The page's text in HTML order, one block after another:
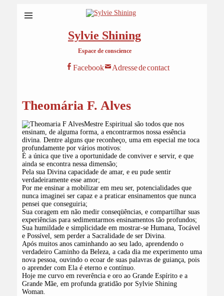
Sylvie Shining
Espace de conscience
Facebook Adresse de contact
Theomária F. Alves
Mestre Espiritual são todos que nos
ensinam, de alguma forma, a encontrarmos nossa essência
divina. Dentre alguns que reconheço, uma em especial me toca
profundamente por vários motivos:
É a única que tive a oportunidade de conviver e servir, e que
ainda se encontra nessa dimensão;
Pela sua Divina capacidade de amar, e eu pude sentir
verdadeiramente esse amor;
Por me ensinar a mobilizar em meu ser, potencialidades que
nunca imaginei ser capaz e a praticar ensinamentos que nunca
pensei que conseguiria;
Sua coragem em não medir conseqüências, e compartilhar suas
experiências para sedimentarmos ensinamentos tão profundos;
Sua humildade e simplicidade em mostrar-se Humana, Tocável
e Possível, sem perder a Sacralidade de ser Divina.
Após muitos anos caminhando ao seu lado, aprendendo o
verdadeiro Caminho da Beleza, a cada dia me experimento uma
nova pessoa, ouvindo o ecoar de suas palavras de guiança, pois
o aprender com Ela é eterno e contínuo.
Hoje me curvo em reverência e oro ao Grande Espírito e a
Grande Mãe, em profunda gratidão por Sylvie Shining
Woman.